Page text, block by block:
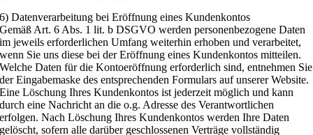
6) Datenverarbeitung bei Eröffnung eines Kundenkontos
Gemäß Art. 6 Abs. 1 lit. b DSGVO werden personenbezogene Daten
im jeweils erforderlichen Umfang weiterhin erhoben und verarbeitet,
wenn Sie uns diese bei der Eröffnung eines Kundenkontos mitteilen.
Welche Daten für die Kontoeröffnung erforderlich sind, entnehmen Sie
der Eingabemaske des entsprechenden Formulars auf unserer Website.
Eine Löschung Ihres Kundenkontos ist jederzeit möglich und kann
durch eine Nachricht an die o.g. Adresse des Verantwortlichen
erfolgen. Nach Löschung Ihres Kundenkontos werden Ihre Daten
gelöscht, sofern alle darüber geschlossenen Verträge vollständig